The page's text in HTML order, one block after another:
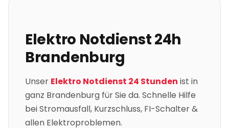
Elektro Notdienst 24h
Brandenburg
Unser Elektro Notdienst 24 Stunden ist in
ganz Brandenburg für Sie da. Schnelle Hilfe
bei Stromausfall, Kurzschluss, FI-Schalter &
allen Elektroproblemen.